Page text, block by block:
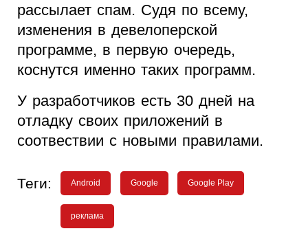
рассылает спам. Судя по всему,
изменения в девелоперской
программе, в первую очередь,
коснутся именно таких программ.
У разработчиков есть 30 дней на
отладку своих приложений в
соотвествии с новыми правилами.
Теги: Android Google Google Play
реклама